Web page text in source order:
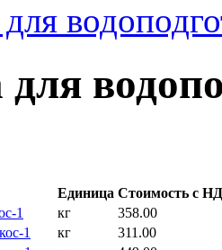
для
Единица Стоимость с
1
кг
358.00
1
кг
311.00